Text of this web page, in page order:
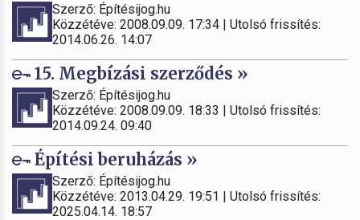
Szerző: Építésijog.hu
Közzétéve: 2008.09.09. 17:34 | Utolsó frissítés:
2014.06.26. 14:07
15. Megbízási szerződés »
Szerző: Építésijog.hu
Közzétéve: 2008.09.09. 18:33 | Utolsó frissítés:
2014.09.24. 09:40
Építési beruházás »
Szerző: Építésijog.hu
Közzétéve: 2013.04.29. 19:51 | Utolsó frissítés:
2025.04.14. 18:57